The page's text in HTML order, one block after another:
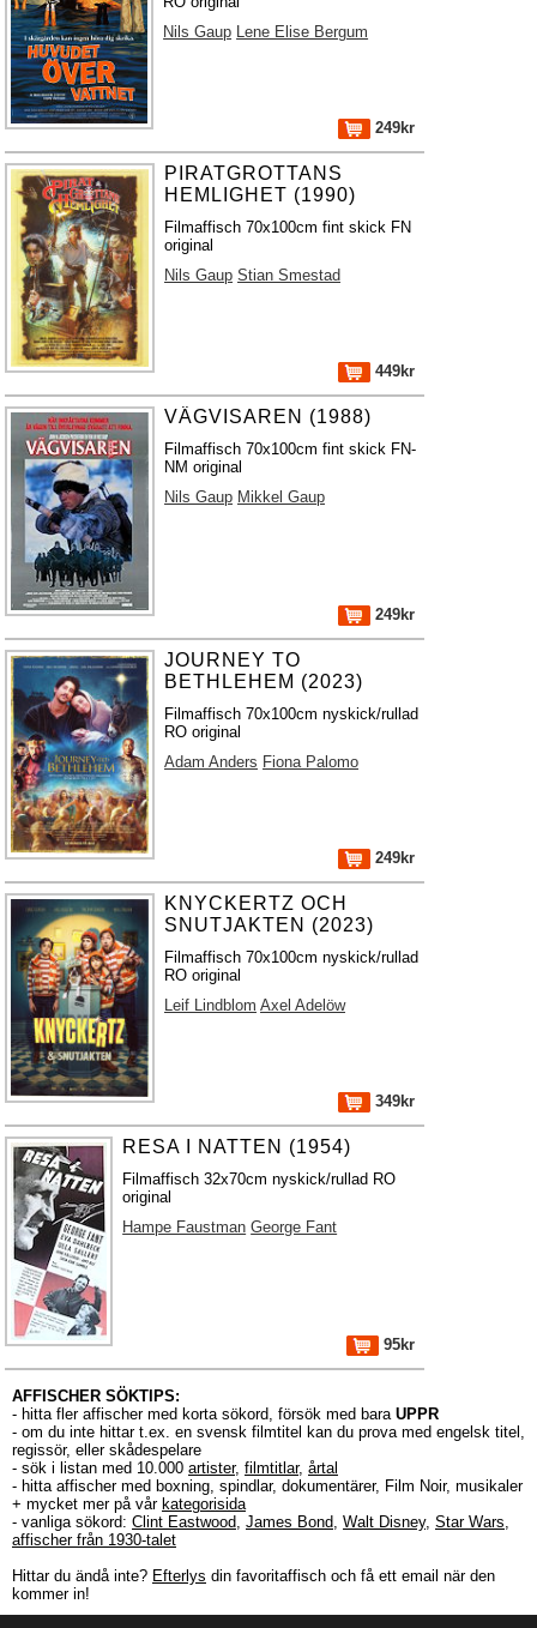
Nils Gaup Lene Elise Bergum
249kr
PIRATGROTTANS
HEMLIGHET (1990)
Filmaffisch 70x100cm fint skick FN
original
Nils Gaup Stian Smestad
449kr
VÄGVISAREN (1988)
Filmaffisch 70x100cm fint skick FN-
NM original
Nils Gaup Mikkel Gaup
249kr
JOURNEY TO
BETHLEHEM (2023)
Filmaffisch 70x100cm nyskick/rullad
RO original
Adam Anders Fiona Palomo
249kr
KNYCKERTZ OCH
SNUTJAKTEN (2023)
Filmaffisch 70x100cm nyskick/rullad
RO original
Leif Lindblom Axel Adelöw
349kr
RESA I NATTEN (1954)
Filmaffisch 32x70cm nyskick/rullad RO
original
Hampe Faustman George Fant
95kr
AFFISCHER SÖKTIPS:
- hitta fler affischer med korta sökord, försök med bara UPPR
- om du inte hittar t.ex. en svensk filmtitel kan du prova med engelsk titel,
regissör, eller skådespelare
- sök i listan med 10.000 artister, filmtitlar, årtal
- hitta affischer med boxning, spindlar, dokumentärer, Film Noir, musikaler
+ mycket mer på vår kategorisida
- vanliga sökord: Clint Eastwood, James Bond, Walt Disney, Star Wars,
affischer från 1930-talet
Hittar du ändå inte? Efterlys din favoritaffisch och få ett email när den
kommer in!